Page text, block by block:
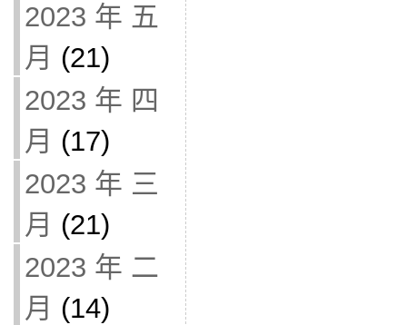
2023 年 五
月 (21)
2023 年 四
月 (17)
2023 年 三
月 (21)
2023 年 二
月 (14)